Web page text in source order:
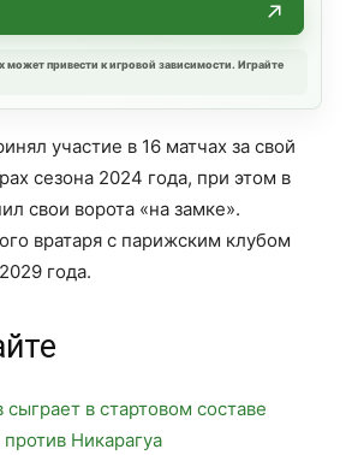
может привести к игровой зависимости. Играйте
участие в 16 матчах за свой
сезона 2024 года, при этом в
свои ворота «на замке».
вратаря с парижским клубом
года.
в стартовом составе
Никарагуа